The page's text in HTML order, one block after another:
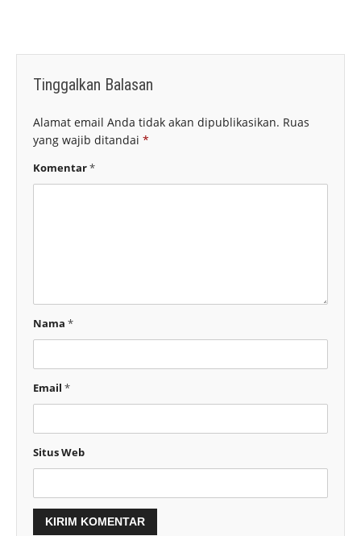
Tinggalkan Balasan
Alamat email Anda tidak akan dipublikasikan. Ruas
yang wajib ditandai *
Komentar*
Nama *
Email *
Situs Web